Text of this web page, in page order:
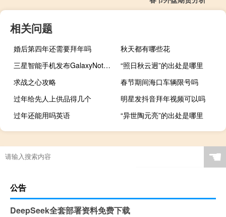
相关问题
婚后第四年还需要拜年吗
秋天都有哪些花
三星智能手机发布GalaxyNote10StarWars特别版
“照日秋云迥”的出处是哪里
求战之心攻略
春节期间海口车辆限号吗
过年给先人上供品得几个
明星发抖音拜年视频可以吗
过年还能用吗英语
“异世陶元亮”的出处是哪里
☚
公告
DeepSeek全套部署资料免费下载